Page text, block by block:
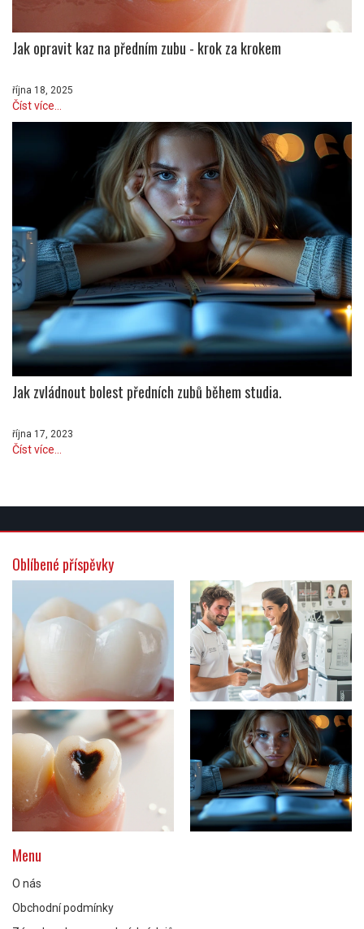
Jak opravit kaz na předním zubu - krok za krokem
října 18, 2025
Číst více...
Jak zvládnout bolest předních zubů během studia.
října 17, 2023
Číst více...
Oblíbené příspěvky
Menu
O nás
Obchodní podmínky